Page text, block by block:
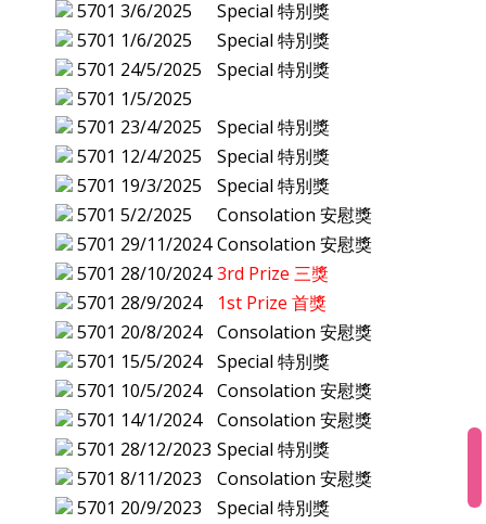
5701 3/6/2025
Special 特別獎
5701 1/6/2025
Special 特別獎
5701 24/5/2025
Special 特別獎
5701 1/5/2025
5701 23/4/2025
Special 特別獎
5701 12/4/2025
Special 特別獎
5701 19/3/2025
Special 特別獎
5701 5/2/2025
Consolation 安慰獎
5701 29/11/2024 Consolation 安慰獎
5701 28/10/2024 3rd Prize 三獎
5701 28/9/2024
1st Prize 首獎
5701 20/8/2024
Consolation 安慰獎
5701 15/5/2024
Special 特別獎
5701 10/5/2024
Consolation 安慰獎
5701 14/1/2024
Consolation 安慰獎
5701 28/12/2023 Special 特別獎
5701 8/11/2023
Consolation 安慰獎
5701 20/9/2023
Special 特別獎